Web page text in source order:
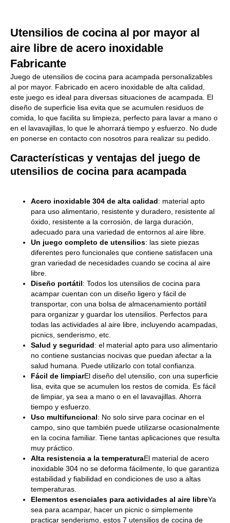
Utensilios de cocina al por mayor al
aire libre de acero inoxidable
Fabricante
Juego de utensilios de cocina para acampada personalizables
al por mayor. Fabricado en acero inoxidable de alta calidad,
este juego es ideal para diversas situaciones de acampada. El
diseño de superficie lisa evita que se acumulen residuos de
comida, lo que facilita su limpieza, perfecto para lavar a mano o
en el lavavajillas, lo que le ahorrará tiempo y esfuerzo. No dude
en ponerse en contacto con nosotros para realizar su pedido.
Características y ventajas del juego de
utensilios de cocina para acampada
Acero inoxidable 304 de alta calidad: material apto
para uso alimentario, resistente y duradero, resistente al
óxido, resistente a la corrosión, de larga duración,
adecuado para una variedad de entornos al aire libre.
Un juego completo de utensilios: las siete piezas
diferentes pero funcionales que contiene satisfacen una
gran variedad de necesidades cuando se cocina al aire
libre.
Diseño portátil: Todos los utensilios de cocina para
acampar cuentan con un diseño ligero y fácil de
transportar, con una bolsa de almacenamiento portátil
para organizar y guardar los utensilios. Perfectos para
todas las actividades al aire libre, incluyendo acampadas,
picnics, senderismo, etc.
Salud y seguridad: el material apto para uso alimentario
no contiene sustancias nocivas que puedan afectar a la
salud humana. Puede utilizarlo con total confianza.
Fácil de limpiarEl diseño del utensilio, con una superficie
lisa, evita que se acumulen los restos de comida. Es fácil
de limpiar, ya sea a mano o en el lavavajillas. Ahorra
tiempo y esfuerzo.
Uso multifuncional: No solo sirve para cocinar en el
campo, sino que también puede utilizarse ocasionalmente
en la cocina familiar. Tiene tantas aplicaciones que resulta
muy práctico.
Alta resistencia a la temperaturaEl material de acero
inoxidable 304 no se deforma fácilmente, lo que garantiza
estabilidad y fiabilidad en condiciones de uso a altas
temperaturas.
Elementos esenciales para actividades al aire libreYa
sea para acampar, hacer un picnic o simplemente
practicar senderismo, estos 7 utensilios de cocina de